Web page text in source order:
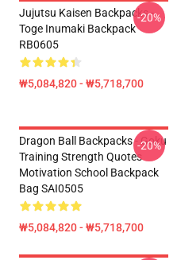
Jujutsu Kaisen Backpacks -
Toge Inumaki Backpack
RB0605
₩5,084,820 - ₩5,718,700
-20%
Dragon Ball Backpacks - Goku
Training Strength Quotes
Motivation School Backpack
Bag SAI0505
₩5,084,820 - ₩5,718,700
-20%